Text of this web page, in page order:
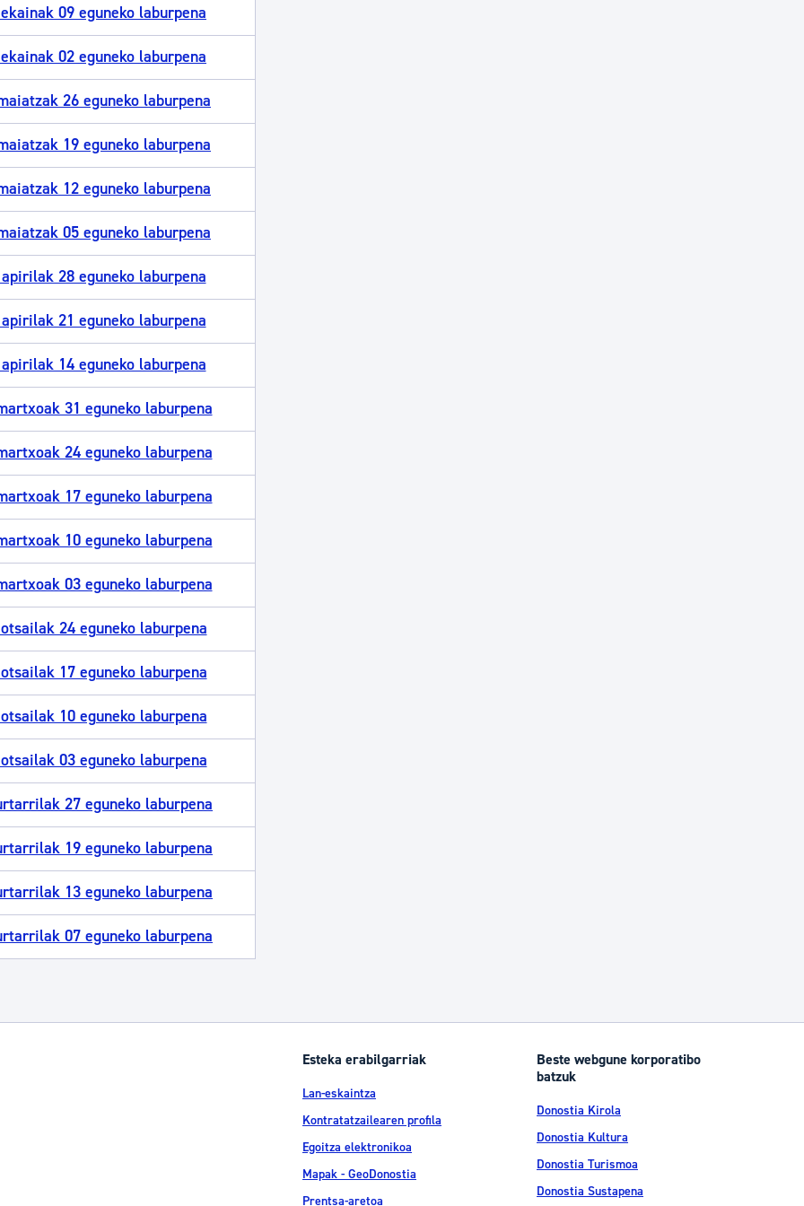
09 eguneko laburpena
02 eguneko laburpena
26 eguneko laburpena
19 eguneko laburpena
12 eguneko laburpena
05 eguneko laburpena
28 eguneko laburpena
21 eguneko laburpena
14 eguneko laburpena
31 eguneko laburpena
24 eguneko laburpena
17 eguneko laburpena
10 eguneko laburpena
03 eguneko laburpena
24 eguneko laburpena
17 eguneko laburpena
10 eguneko laburpena
03 eguneko laburpena
27 eguneko laburpena
19 eguneko laburpena
13 eguneko laburpena
07 eguneko laburpena
Esteka erabilgarriak
Lan-eskaintza
Kontratatzailearen profila
Egoitza elektronikoa
Mapak - GeoDonostia
Prentsa-aretoa
Beste webgune korporatibo
batzuk
Donostia Kirola
Donostia Kultura
Donostia Turismoa
Donostia Sustapena